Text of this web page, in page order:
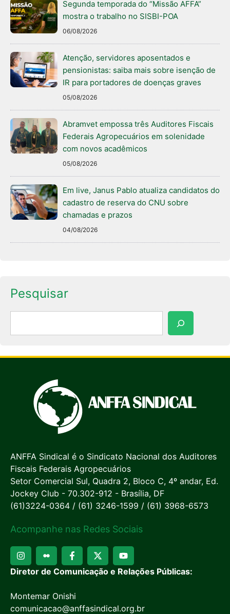
Segunda temporada do “Missão AFFA”
mostra o trabalho no SISBI-POA
06/08/2026
Atenção, servidores aposentados e
pensionistas: saiba mais sobre isenção de
IR para portadores de doenças graves
05/08/2026
Abramvet empossa três Auditores Fiscais
Federais Agropecuários em solenidade
com novos acadêmicos
05/08/2026
Em live, Janus Pablo atualiza candidatos do
cadastro de reserva do CNU sobre
chamadas e prazos
04/08/2026
Pesquisar
ANFFA Sindical é o Sindicato Nacional dos Auditores
Fiscais Federais Agropecuários
Setor Comercial Sul, Quadra 2, Bloco C, 4º andar, Ed.
Jockey Club - 70.302-912 - Brasília, DF
(61)3224-0364 / (61) 3246-1599 / (61) 3968-6573
Acompanhe nas Redes Sociais
Diretor de Comunicação e Relações Públicas:
Montemar Onishi
comunicacao@anffasindical.org.br